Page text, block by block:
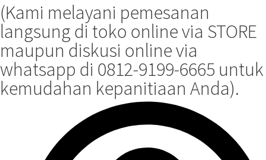
(Kami melayani pemesanan
langsung di toko online via STORE
maupun diskusi online via
whatsapp di 0812-9199-6665 untuk
kemudahan kepanitiaan Anda).